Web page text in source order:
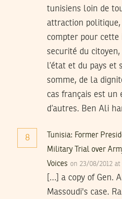
tunisiens loin de
attraction
compter pour cette
securité du
l’état et du pays et
somme, de la
cas français est un
d’autres. Ben Ali
8
Tunisia: Former
Military Trial over
Voices on 23/08/2012
[…] a copy of Gen.
Massoudi's case.